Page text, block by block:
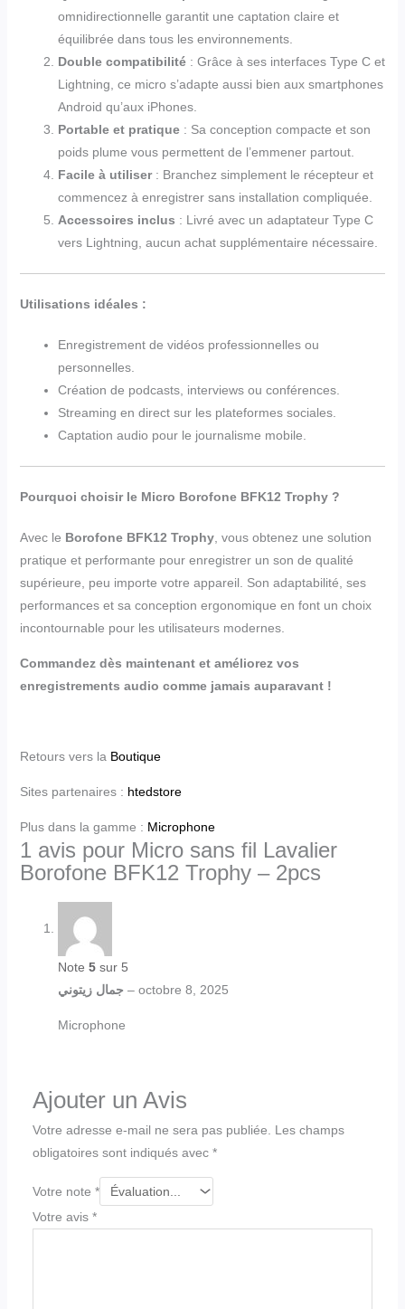
omnidirectionnelle garantit une captation claire et
équilibrée dans tous les environnements.
Double compatibilité: Grâce à ses interfaces Type C et
Lightning, ce micro s’adapte aussi bien aux smartphones
Android qu’aux iPhones.
Portable et pratique: Sa conception compacte et son
poids plume vous permettent de l’emmener partout.
Facile à utiliser: Branchez simplement le récepteur et
commencez à enregistrer sans installation compliquée.
Accessoires inclus : Livré avec un adaptateur Type C
vers Lightning, aucun achat supplémentaire nécessaire.
Utilisations idéales :
Enregistrement de vidéos professionnelles ou
personnelles.
Création de podcasts, interviews ou conférences.
Streaming en direct sur les plateformes sociales.
Captation audio pour le journalisme mobile.
Pourquoi choisir le Micro Borofone BFK12 Trophy ?
Avec le Borofone BFK12 Trophy, vous obtenez une solution
pratique et performante pour enregistrer un son de qualité
supérieure, peu importe votre appareil. Son adaptabilité, ses
performances et sa conception ergonomique en font un choix
incontournable pour les utilisateurs modernes.
Commandez dès maintenant et améliorez vos
enregistrements audio comme jamais auparavant !
Retours vers la Boutique
Sites partenaires : htedstore
Plus dans la gamme : Microphone
1 avis pour Micro sans fil Lavalier
Borofone BFK12 Trophy – 2pcs
Note 5sur 5
– octobre 8, 2025
Microphone
Ajouter un Avis
Votre adresse e-mail ne sera pas publiée. Les champs
obligatoires sont indiqués avec *
Votre note *
Votre avis *